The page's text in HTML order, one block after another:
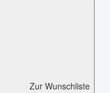
Zur Wunschliste